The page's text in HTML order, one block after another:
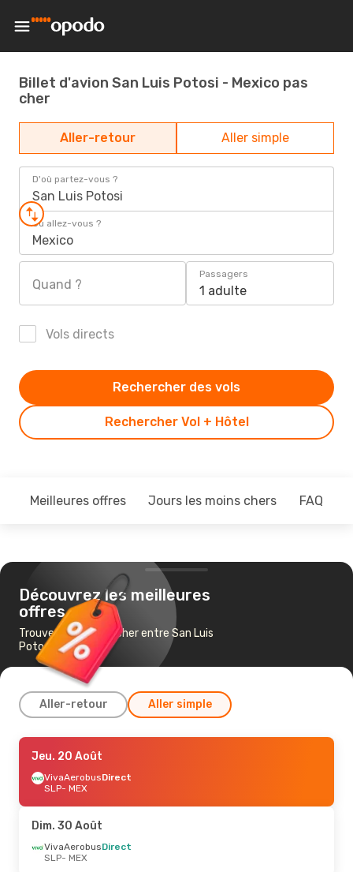
Billet d'avion San Luis Potosi - Mexico pas
cher
Aller-retour Aller simple
D'où partez-vous ?
San Luis Potosi
Où allez-vous ?
Mexico
Quand ?
Passagers
1 adulte
Vols directs
Rechercher Vol + Hôtel
Rechercher des vols
Meilleures offres Jours les moins chers FAQ
Découvrez les meilleures
offres
Trouvez un vol pas cher entre San Luis
Potosi et Mexico
Aller-retour Aller simple
Jeu. 20 Août
VivaAerobusDirect
SLP- MEX
MEX- SLP
Jeu. 20 Août
VivaAerobusDirect
SLP- MEX
Dim. 30 Août
VivaAerobusDirect
SLP- MEX